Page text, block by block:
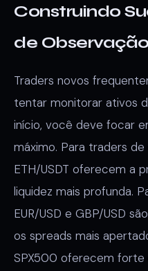
Construindo
de Observação
Traders novos
tentar monitorar ativos
início, você deve focar
máximo. Para traders de
ETH/USDT oferecem a
liquidez mais profunda.
EUR/USD e GBP/USD
os spreads mais
SPX500 oferecem